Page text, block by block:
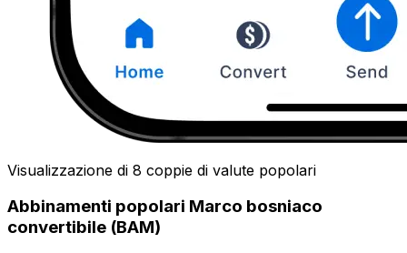
Visualizzazione di 8 coppie di valute popolari
Abbinamenti popolari Marco bosniaco
convertibile (BAM)